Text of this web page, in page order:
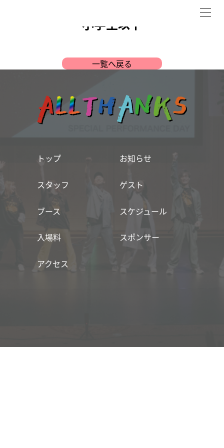
小学生以下
一覧へ戻る
トップ お知らせ
スタッフ ゲスト
ブース スケジュール
入場料 スポンサー
アクセス